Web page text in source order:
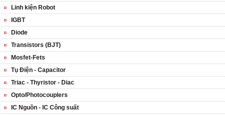
Linh kiện Robot
IGBT
Diode
Transistors (BJT)
Mosfet-Fets
Tụ Điện - Capacitor
Triac - Thyristor - Diac
Opto/Photocouplers
IC Nguồn - IC Công suất